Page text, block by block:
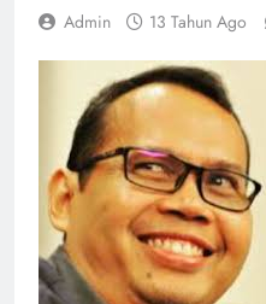
Admin 13 Tahun Ago